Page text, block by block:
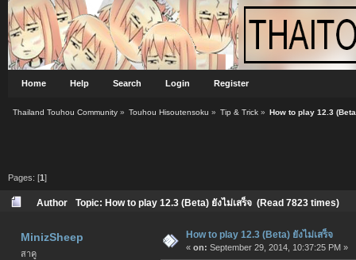
Home Help Search Login Register
Thailand Touhou Community» Touhou Hisoutensoku » Tip & Trick » How to play 12.3
Pages: [1 ]
Author Topic: How to play 12.3 (Beta) ยังไม่เสร็จ (Read 7823 times)
MinizSheep
สาคู
How to play 12.3 (Beta) ยังไม่เสร็จ
« on: September 29, 2014, 10:37:25 PM »